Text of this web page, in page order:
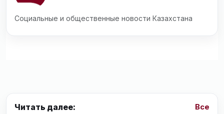
Социальные и общественные новости Казахстана
Читать далее: Все